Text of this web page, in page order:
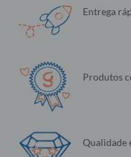
Entrega
Produtos
Qualidade